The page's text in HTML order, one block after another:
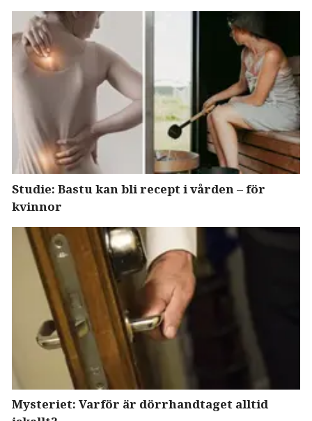
Studie: Bastu kan bli recept i vården – för
kvinnor
Mysteriet: Varför är dörrhandtaget alltid